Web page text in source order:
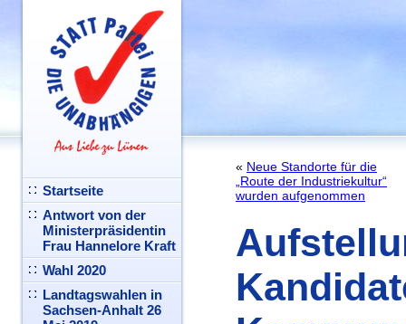
Startseite
Antwort von der
Ministerpräsidentin
Frau Hannelore Kraft
Wahl 2020
Landtagswahlen in
Sachsen-Anhalt 26
« Neue Standorte für die
„Route der Industriekultur“
wurden aufgenommen